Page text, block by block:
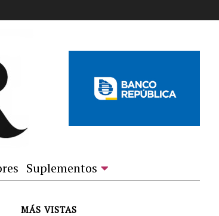
Suplementos
MÁS VISTAS